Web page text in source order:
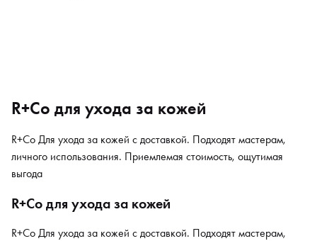
R+Co для ухода за кожей
R+Co Для ухода за кожей с доставкой. Подходят мастерам,
личного использования. Приемлемая стоимость, ощутимая
выгода
R+Co для ухода за кожей
R+Co Для ухода за кожей с доставкой. Подходят мастерам,